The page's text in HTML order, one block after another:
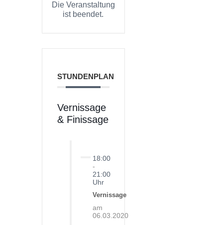
Die Veranstaltung
ist beendet.
STUNDENPLAN
Vernissage
& Finissage
18:00
-
21:00
Uhr
Vernissage
am
06.03.2020